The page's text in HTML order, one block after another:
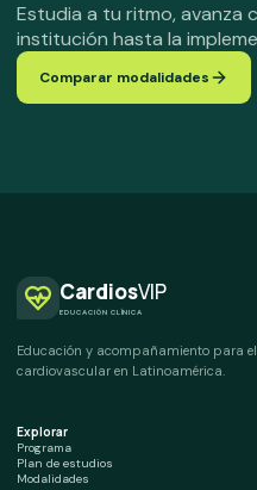
Estudia a tu ritmo, avanza
institución hasta la
Comparar modalidades
CardiosVIP
EDUCACIÓN CLÍNICA
Educación y acompañamiento para
cardiovascular en Latinoamérica.
Explorar
Programa
Plan de estudios
Modalidades